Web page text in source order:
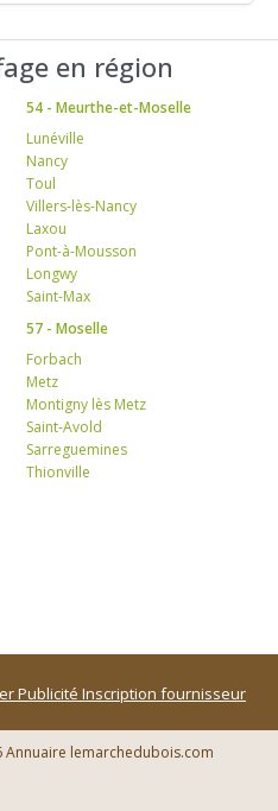
en région
54 - Meurthe-et-Moselle
Lunéville
Nancy
Toul
Villers-lès-Nancy
Laxou
Pont-à-Mousson
Longwy
Saint-Max
57 - Moselle
Forbach
Metz
Montigny lès Metz
Saint-Avold
Sarreguemines
Thionville
Publicité Inscription fournisseur
lemarchedubois.com